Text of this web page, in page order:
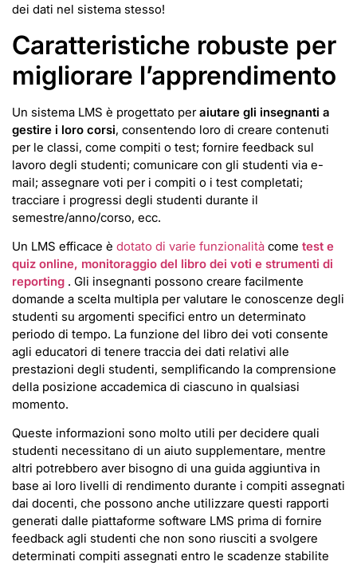
dei dati nel sistema stesso!
Caratteristiche robuste per
migliorare l’apprendimento
Un sistema LMS è progettato peraiutare gli insegnanti a
gestire i loro corsi, consentendo loro di creare contenuti
per le classi, come compiti o test; fornire feedback sul
lavoro degli studenti; comunicare con gli studenti via e-
mail; assegnare voti per i compiti o i test completati;
tracciare i progressi degli studenti durante il
semestre/anno/corso, ecc.
Un LMS efficace è dotato di varie funzionalità come test e
quiz online, monitoraggio del libro dei voti e strumenti di
reporting . Gli insegnanti possono creare facilmente
domande a scelta multipla per valutare le conoscenze degli
studenti su argomenti specifici entro un determinato
periodo di tempo. La funzione del libro dei voti consente
agli educatori di tenere traccia dei dati relativi alle
prestazioni degli studenti, semplificando la comprensione
della posizione accademica di ciascuno in qualsiasi
momento.
Queste informazioni sono molto utili per decidere quali
studenti necessitano di un aiuto supplementare, mentre
altri potrebbero aver bisogno di una guida aggiuntiva in
base ai loro livelli di rendimento durante i compiti assegnati
dai docenti, che possono anche utilizzare questi rapporti
generati dalle piattaforme software LMS prima di fornire
feedback agli studenti che non sono riusciti a svolgere
determinati compiti assegnati entro le scadenze stabilite